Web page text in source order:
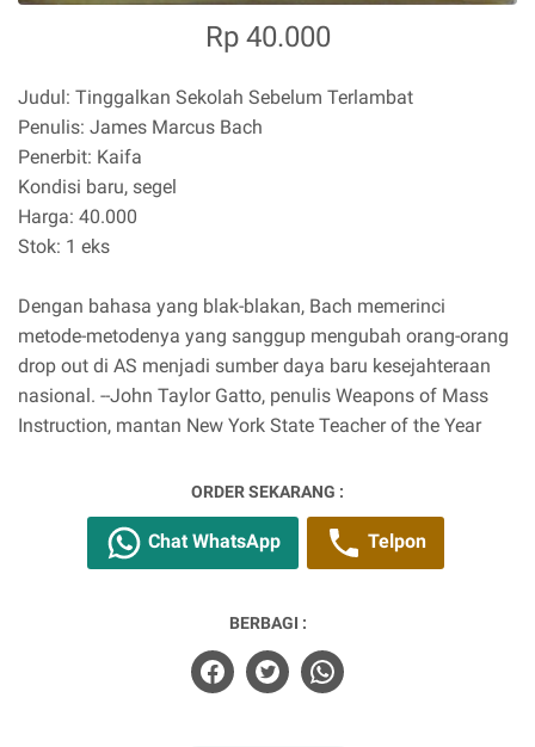
Rp 40.000
Judul: Tinggalkan Sekolah Sebelum Terlambat
Penulis: James Marcus Bach
Penerbit: Kaifa
Kondisi baru, segel
Harga: 40.000
Stok: 1 eks
Dengan bahasa yang blak-blakan, Bach memerinci
metode-metodenya yang sanggup mengubah orang-orang
drop out di AS menjadi sumber daya baru kesejahteraan
nasional. --John Taylor Gatto, penulis Weapons of Mass
Instruction, mantan New York State Teacher of the Year
ORDER SEKARANG :
Chat WhatsApp Telpon
BERBAGI :